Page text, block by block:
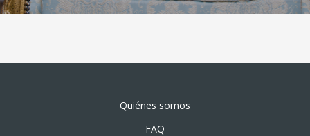
Quiénes somos
FAQ